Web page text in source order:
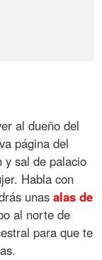
al dueño del
página del
y sal de palacio
Habla con
unasalas de
al norte de
para que te